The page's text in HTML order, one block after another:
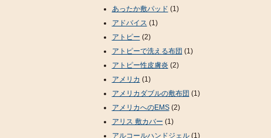
あったか敷パッド (1)
アドバイス (1)
アトピー (2)
アトピーで洗える布団 (1)
アトピー性皮膚炎 (2)
アメリカ (1)
アメリカダブルの敷布団 (1)
アメリカへのEMS(2)
アリス 敷カバー (1)
アルコールハンドジェル(1)